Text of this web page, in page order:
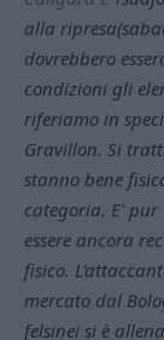
alla
dovrebbero
condizioni gli
riferiamo in
Gravillon. Si
stanno bene
categoria. E' pur
essere ancora
fisico.
mercato dal
felsinei si è